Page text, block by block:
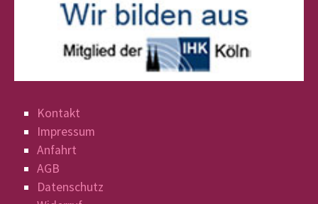
Kontakt
Impressum
Anfahrt
AGB
Datenschutz